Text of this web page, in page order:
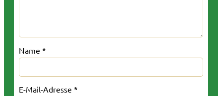
Name *
E-Mail-Adresse *